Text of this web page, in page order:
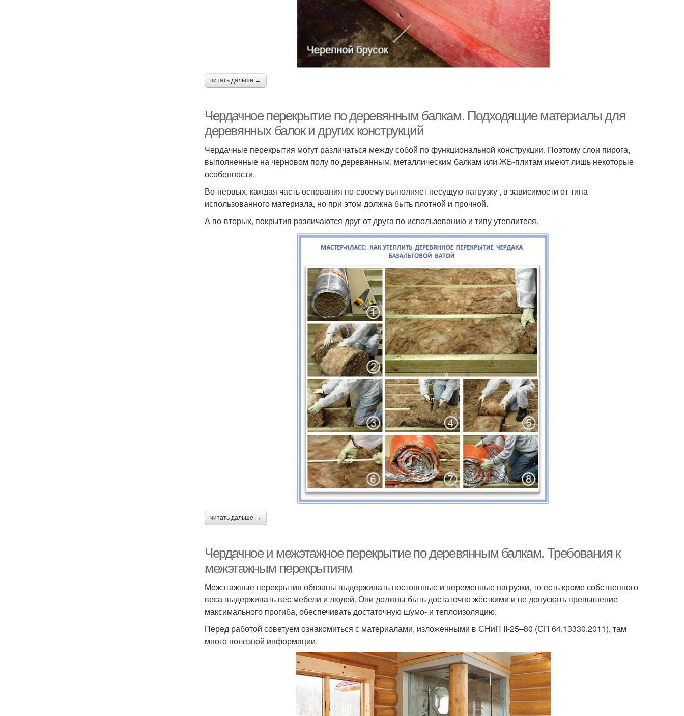
читать дальше →
Чердачное перекрытие по деревянным балкам. Подходящие материалы для
деревянных балок и других конструкций
Чердачные перекрытия могут различаться между собой по функциональной конструкции. Поэтому слои пирога,
выполненные на черновом полу по деревянным, металлическим балкам или ЖБ-плитам имеют лишь некоторые
особенности.
Во-первых, каждая часть основания по-своему выполняет несущую нагрузку , в зависимости от типа
использованного материала, но при этом должна быть плотной и прочной.
А во-вторых, покрытия различаются друг от друга по использованию и типу утеплителя.
читать дальше →
Чердачное и межэтажное перекрытие по деревянным балкам. Требования к
межэтажным перекрытиям
Межэтажные перекрытия обязаны выдерживать постоянные и переменные нагрузки, то есть кроме собственного
веса выдерживать вес мебели и людей. Они должны быть достаточно жёсткими и не допускать превышение
максимального прогиба, обеспечивать достаточную шумо- и теплоизоляцию.
Перед работой советуем ознакомиться с материалами, изложенными в СНиП II-25–80 (СП 64.13330.2011), там
много полезной информации.